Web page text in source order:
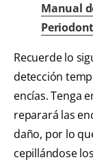
Manual
Recuerde lo
detección
encías. Tenga
reparará las
daño, por lo
cepillándose